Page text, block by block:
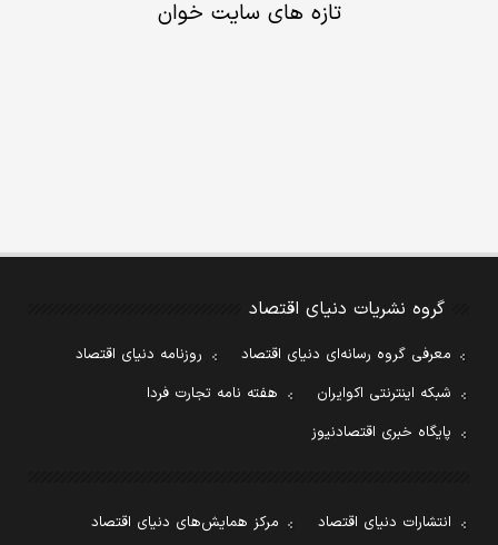
تازه های سایت خوان
گروه نشریات دنیای اقتصاد
معرفی گروه رسانه‌ای دنیای اقتصاد
روزنامه دنیای اقتصاد
شبکه اینترنتی اکوایران
هفته نامه تجارت فردا
پایگاه خبری اقتصادنیوز
انتشارات دنیای اقتصاد
مرکز همایش‌های دنیای اقتصاد